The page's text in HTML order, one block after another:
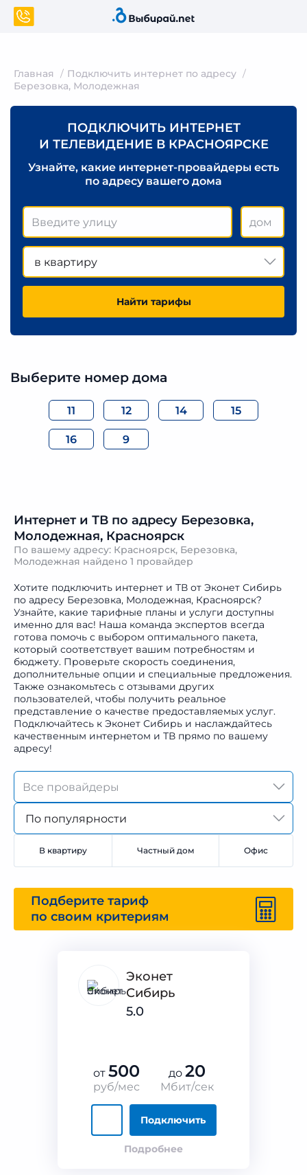
Главная
Подключить интернет по адресу
Березовка, Молодежная
ПОДКЛЮЧИТЬ ИНТЕРНЕТ
И ТЕЛЕВИДЕНИЕ В КРАСНОЯРСКЕ
Узнайте, какие интернет-провайдеры есть
по адресу вашего дома
в квартиру
Найти тарифы
Выберите номер дома
11 12 14 15
16 9
Интернет и ТВ по адресу Березовка,
Молодежная, Красноярск
По вашему адресу: Красноярск, Березовка,
Молодежная найдено 1 провайдер
Хотите подключить интернет и ТВ от Эконет Сибирь
по адресу Березовка, Молодежная, Красноярск?
Узнайте, какие тарифные планы и услуги доступны
именно для вас! Наша команда экспертов всегда
готова помочь с выбором оптимального пакета,
который соответствует вашим потребностям и
бюджету. Проверьте скорость соединения,
дополнительные опции и специальные предложения.
Также ознакомьтесь с отзывами других
пользователей, чтобы получить реальное
представление о качестве предоставляемых услуг.
Подключайтесь к Эконет Сибирь и наслаждайтесь
качественным интернетом и ТВ прямо по вашему
адресу!
По популярности
В квартиру Частный дом Офис
Подберите тариф
по своим критериям
Эконет
Сибирь
5.0
от 500
руб/мес
до 20
Мбит/сек
Подключить
Подробнее